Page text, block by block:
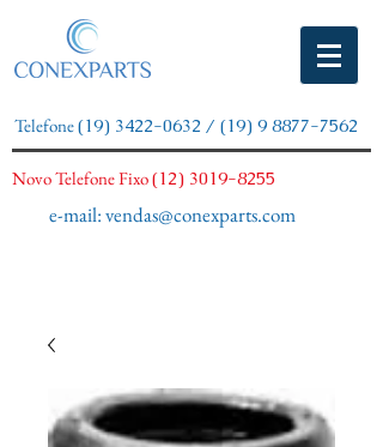
Telefone(19) 3422-0632 / (19) 9 8877-7562
e-mail:vendas@conexparts.com
Novo Telefone Fixo(12) 3019-8255